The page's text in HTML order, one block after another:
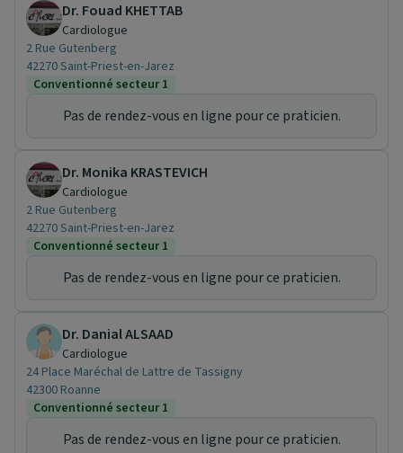
Dr. Fouad KHETTAB
Cardiologue
2 Rue Gutenberg
42270 Saint-Priest-en-Jarez
Conventionné secteur 1
Pas de rendez-vous en ligne pour ce praticien.
Dr. Monika KRASTEVICH
Cardiologue
2 Rue Gutenberg
42270 Saint-Priest-en-Jarez
Conventionné secteur 1
Pas de rendez-vous en ligne pour ce praticien.
Dr. Danial ALSAAD
Cardiologue
24 Place Maréchal de Lattre de Tassigny
42300 Roanne
Conventionné secteur 1
Pas de rendez-vous en ligne pour ce praticien.